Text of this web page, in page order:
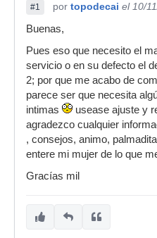
#1 por topodecai el 10/
Buenas,
Pues eso que necesito el
servicio o en su defecto el
2; por que me acabo de
parece ser que necesita
intimas
usease ajuste y
agradezco cualquier
, consejos, animo,
entere mi mujer de lo que
Gracías mil